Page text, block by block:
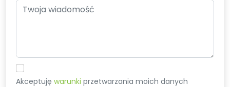
Akceptujęwarunki przetwarzania moich danych